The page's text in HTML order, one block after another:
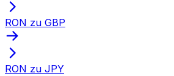
RON zu GBP
RON zu JPY